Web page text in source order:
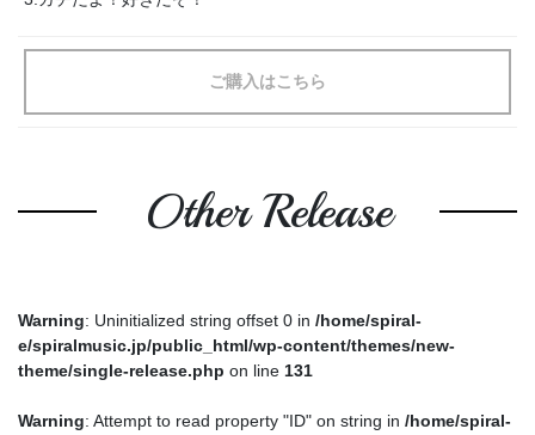
ご購入はこちら
Other Release
Warning: Uninitialized string offset 0 in /home/spiral-
e/spiralmusic.jp/public_html/wp-content/themes/new-
theme/single-release.php on line 131
Warning: Attempt to read property "ID" on string in /home/spiral-